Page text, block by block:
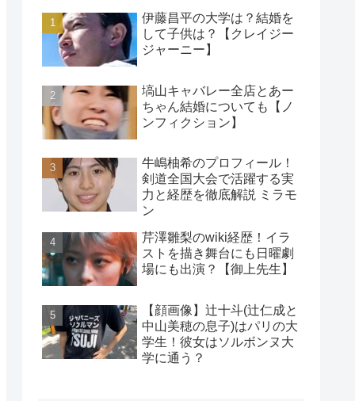
伊藤昌平の大学は？結婚を
して子供は？【クレイジー
ジャーニー】
塙山キャバレー全店とあー
ちゃん結婚についても【ノ
ンフィクション】
牛嶋柚希のプロフィール！
剣道全国大会で活躍する実
力と経歴を徹底解説 ミラモ
ン
芹澤雛梨のwiki経歴！イラ
ストを描き舞台にも日曜劇
場にも出演？【御上先生】
【顔画像】辻十斗(辻仁成と
中山美穂の息子)はパリの大
学生！彼女はソルボンヌ大
学に通う？